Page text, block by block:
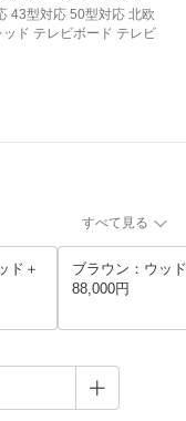
43型対応 50型対応 北欧
ド テレビボード テレビ
すべて見る
ド＋
ブラウン：ウッ
88,000円